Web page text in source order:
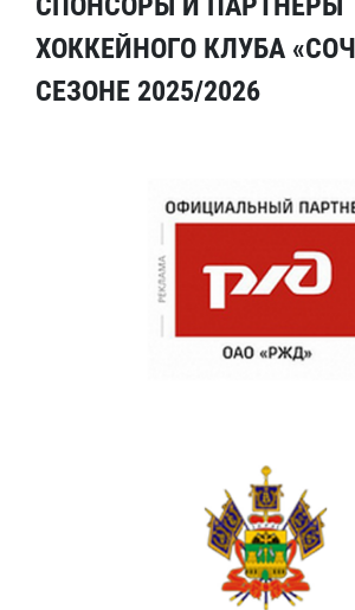
ХОККЕЙНОГО КЛУБА
СЕЗОНЕ 2025/2026